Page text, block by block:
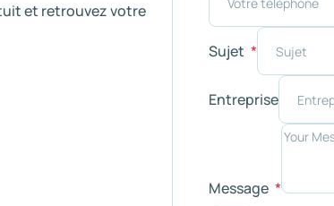
et retrouvez votre
Sujet
Entreprise
Message